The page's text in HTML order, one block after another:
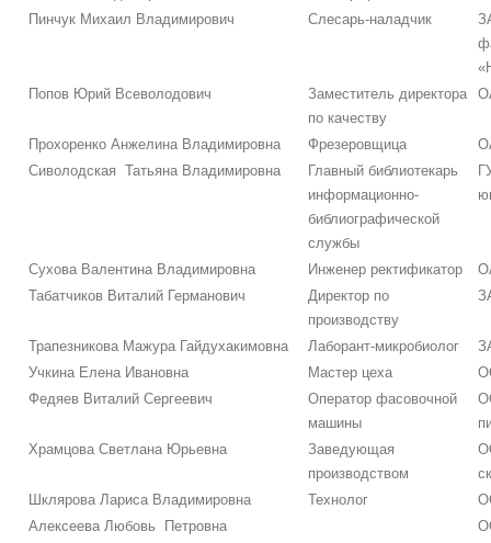
Пинчук Михаил Владимирович
Слесарь-наладчик
Попов Юрий Всеволодович
Заместитель директора
по качеству
Прохоренко Анжелина Владимировна Фрезеровщица
Сиволодская Татьяна Владимировна
Главный библиотекарь
информационно-
библиографической
службы
Сухова Валентина Владимировна Инженер ректификатор
Табатчиков Виталий Германович
Директор по
производству
Трапезникова Мажура Гайдухакимовна Лаборант-микробиолог
Учкина Елена Ивановна
Мастер цеха
Федяев Виталий Сергеевич
Оператор фасовочной
машины
Храмцова Светлана Юрьевна
Заведующая
производством
Шклярова Лариса Владимировна
Технолог
Алексеева Любовь Петровна